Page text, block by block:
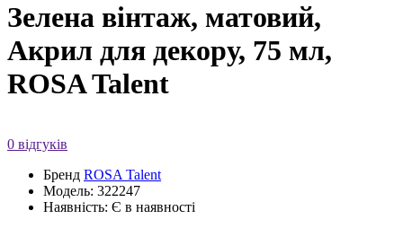
Зелена вінтаж, матовий,
Акрил для декору, 75 мл,
ROSA Talent
0 відгуків
Бренд ROSA Talent
Модель: 322247
Наявність: Є в наявності